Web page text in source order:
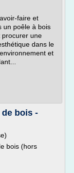
faire et
un poêle à bois
procurer une
dans le
et
bois -
bois (hors